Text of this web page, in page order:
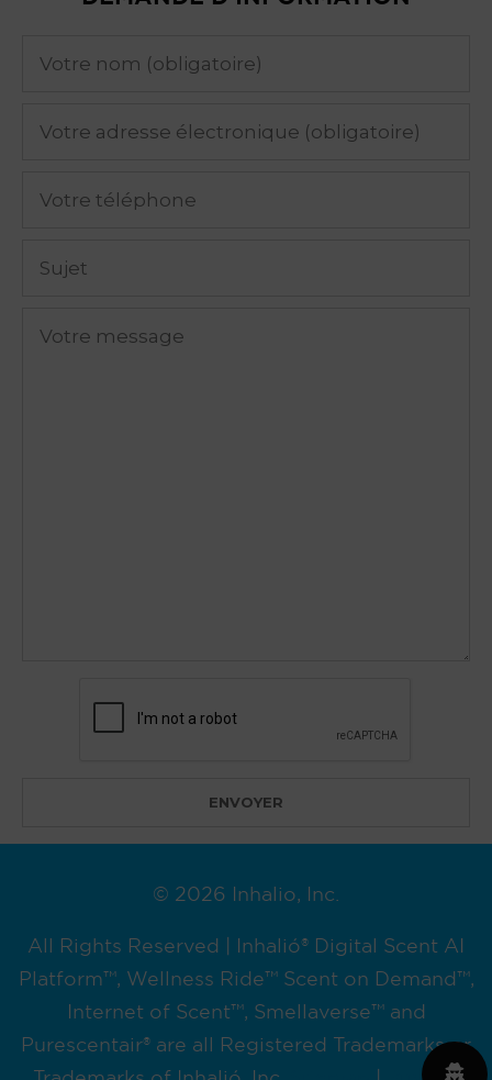
© 2026 Inhalio, Inc.
All Rights Reserved | Inhalió® Digital Scent AI
Platform™, Wellness Ride™ Scent on Demand™,
Internet of Scent™, Smellaverse™ and
Purescentair® are all Registered Trademarks or